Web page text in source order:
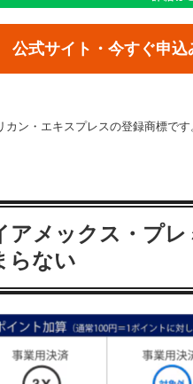
公式サイト・今すぐ申込
ン・エキスプレスの登録商標で
メックス・プ
らない